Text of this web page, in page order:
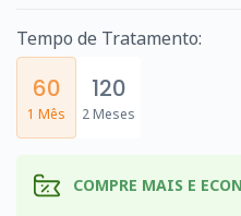
Tempo de Tratamento:
60
1 Mês
120
2 Meses
COMPRE MAIS E